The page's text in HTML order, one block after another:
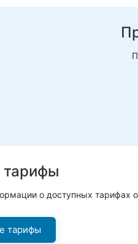
о доступных тарифах
тарифы